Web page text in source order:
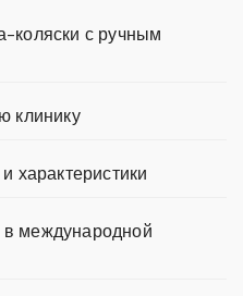
коляски с ручным
клинику
характеристики
международной